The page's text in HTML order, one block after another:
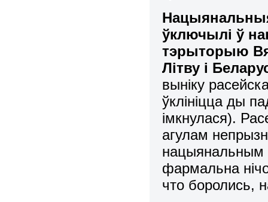
ўключылі ў
тэрыторыю
Літву і
выніку
ўклініцца ды
імкнулася).
агулам
нацыянальным
фармальна
что боролись,